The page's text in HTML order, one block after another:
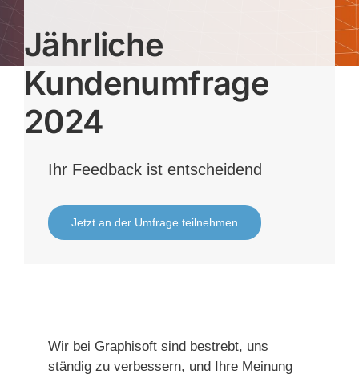
Jährliche
Kundenumfrage
2024
Ihr Feedback ist entscheidend
Jetzt an der Umfrage teilnehmen
Wir bei Graphisoft sind bestrebt, uns
ständig zu verbessern, und Ihre Meinung